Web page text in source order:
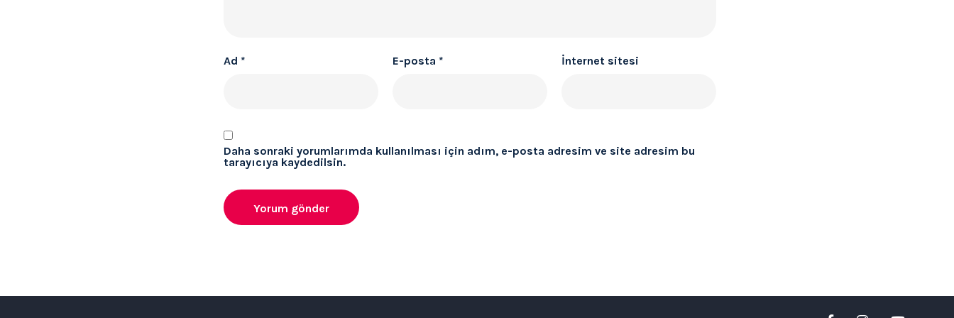
Ad * E-posta * İnternet sitesi
Daha sonraki yorumlarımda kullanılması için adım, e-posta adresim ve site adresim bu
tarayıcıya kaydedilsin.